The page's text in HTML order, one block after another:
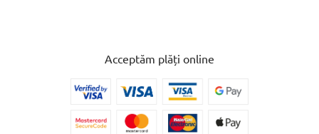
Acceptăm plăți online